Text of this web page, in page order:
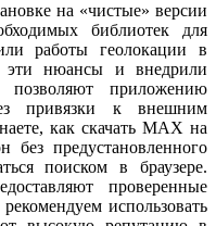
на «чистые» версии
библиотек для
работы геолокации в
эти нюансы и внедрили
позволяют приложению
привязки к внешним
как скачать MAX на
предустановленного
поиском в браузере.
проверенные
использовать